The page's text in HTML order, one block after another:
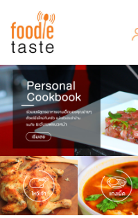
สูตรอาหาร
สูตรอาหารล่าสุด
Top Foodie
พาไปชิม
สารพันก้นครัว
เคล็ดลับน่ารู้
FoodPedia